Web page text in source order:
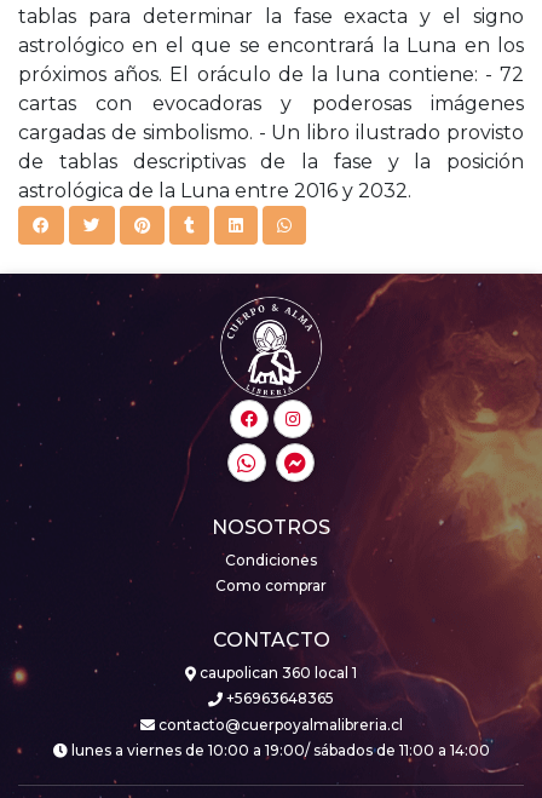
tablas para determinar la fase exacta y el signo
astrológico en el que se encontrará la Luna en los
próximos años. El oráculo de la luna contiene: - 72
cartas con evocadoras y poderosas imágenes
cargadas de simbolismo. - Un libro ilustrado provisto
de tablas descriptivas de la fase y la posición
astrológica de la Luna entre 2016 y 2032.
NOSOTROS
Condiciones
Como comprar
CONTACTO
caupolican 360 local 1
+56963648365
contacto@cuerpoyalmalibreria.cl
lunes a viernes de 10:00 a 19:00/ sábados de 11:00 a 14:00